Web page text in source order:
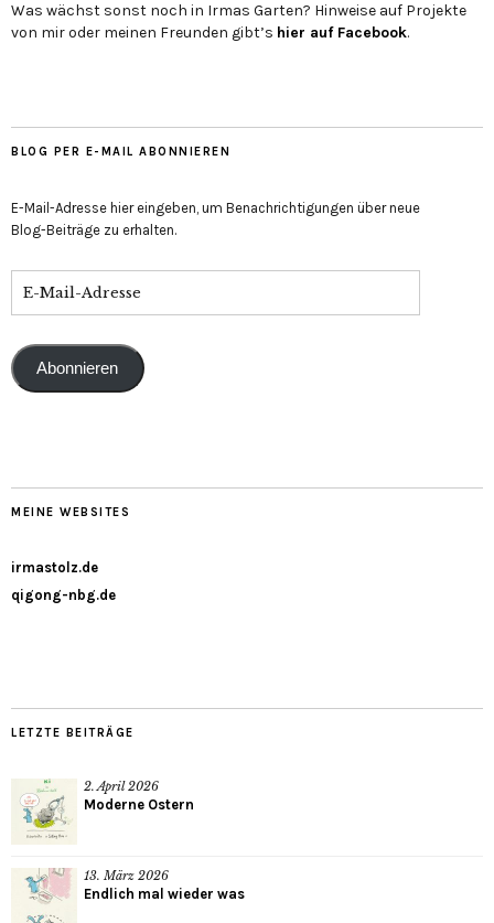
Was wächst sonst noch in Irmas Garten? Hinweise auf Projekte
von mir oder meinen Freunden gibt’s hier auf Face­book.
BLOG PER E-MAIL ABONNIEREN
E-Mail-Adresse hier eingeben, um Benachrichtigungen über neue
Blog-Beiträge zu erhalten.
Abonnieren
MEINE WEBSITES
irmastolz.de
qigong-nbg.de
LETZTE BEITRÄGE
2. April 2026
Moderne Ostern
13. März 2026
Endlich mal wieder was